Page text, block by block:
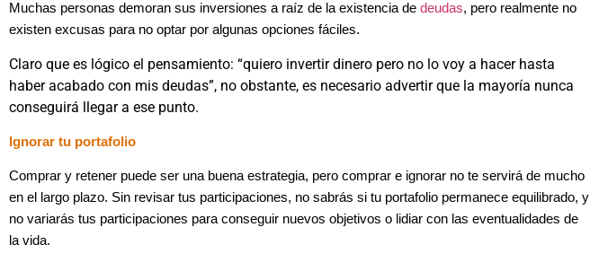
Muchas personas demoran sus inversiones a raíz de la existencia de deudas, pero realmente no
existen excusas para no optar por algunas opciones fáciles.
Claro que es lógico el pensamiento: “quiero invertir dinero pero no lo voy a hacer hasta
haber acabado con mis deudas”, no obstante, es necesario advertir que la mayoría nunca
conseguirá llegar a ese punto.
Ignorar tu portafolio
Comprar y retener puede ser una buena estrategia, pero comprar e ignorar no te servirá de mucho
en el largo plazo. Sin revisar tus participaciones, no sabrás si tu portafolio permanece equilibrado, y
no variarás tus participaciones para conseguir nuevos objetivos o lidiar con las eventualidades de
la vida.